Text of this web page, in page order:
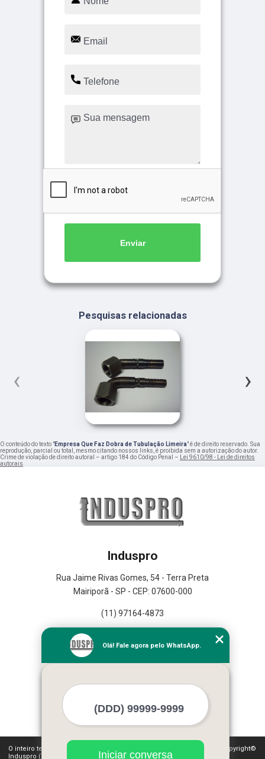
Enviar
Pesquisas relacionadas
‹ ›
O conteúdo do texto "Empresa Que Faz Dobra de Tubulação Limeira" é de direito reservado. Sua
reprodução, parcial ou total, mesmo citando nossos links, é proibida sem a autorização do autor.
Crime de violação de direito autoral – artigo 184 do Código Penal – Lei 9610/98 - Lei de direitos
autorais.
Induspro
Rua Jaime Rivas Gomes, 54 - Terra Preta
Mairiporã - SP - CEP: 07600-000
(11) 97164-4873
Empresa
Missão
Mapa do site
Mais Serviços
O inteiro teor deste site está sujeito à proteção de direitos autorais. Copyright©
Induspro (Lei 9610 de 19/02/1998)
Olá! Fale agora pelo WhatsApp.
Iniciar conversa